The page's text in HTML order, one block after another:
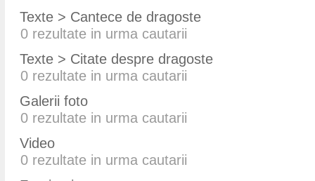
Texte > Cantece de dragoste
0 rezultate in urma cautarii
Texte > Citate despre dragoste
0 rezultate in urma cautarii
Galerii foto
0 rezultate in urma cautarii
Video
0 rezultate in urma cautarii